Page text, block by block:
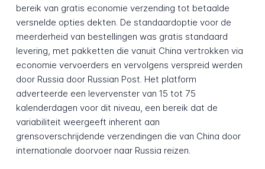
bereik van gratis economie verzending tot betaalde
versnelde opties dekten. De standaardoptie voor de
meerderheid van bestellingen was gratis standaard
levering, met pakketten die vanuit China vertrokken via
economie vervoerders en vervolgens verspreid werden
door Russia door Russian Post. Het platform
adverteerde een levervenster van 15 tot 75
kalenderdagen voor dit niveau, een bereik dat de
variabiliteit weergeeft inherent aan
grensoverschrijdende verzendingen die van China door
internationale doorvoer naar Russia reizen.